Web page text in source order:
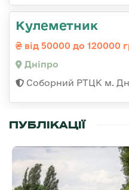
Кулеметник
від 50000 до 120000
Дніпро
Соборний РТЦК м.
ПУБЛІКАЦІЇ